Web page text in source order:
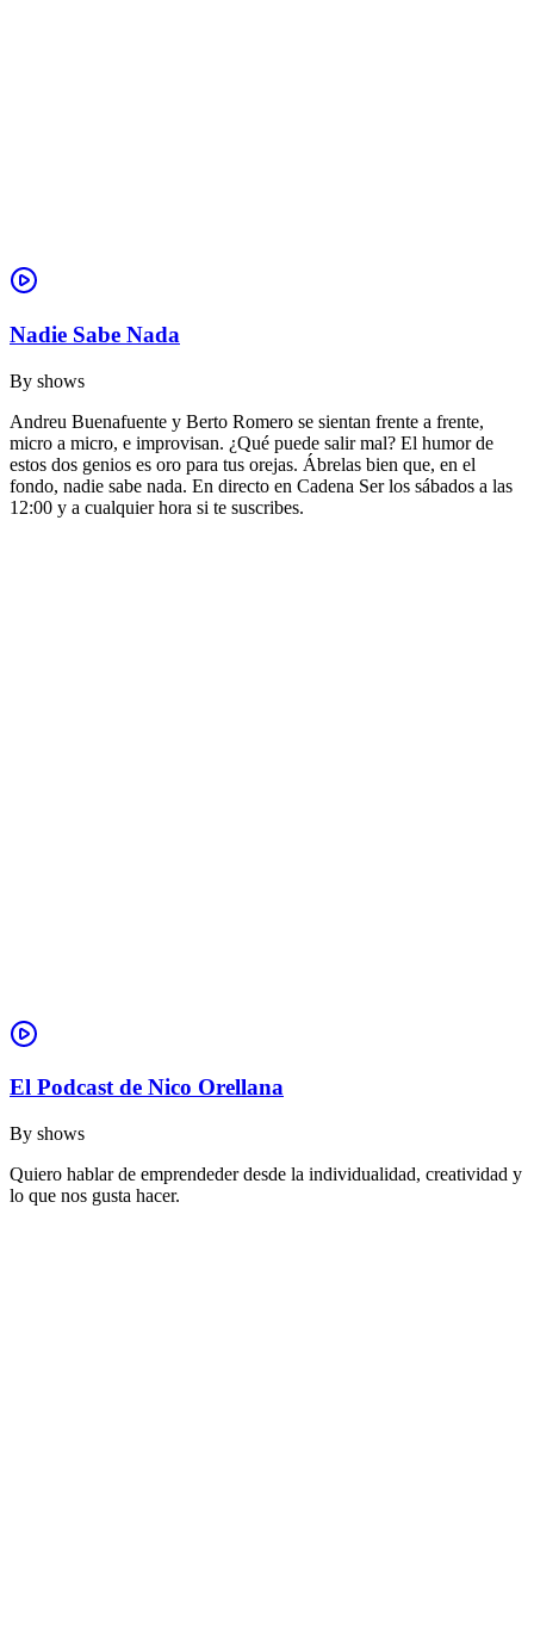
Nadie Sabe Nada
By shows
Andreu Buenafuente y Berto Romero se sientan frente a frente,
micro a micro, e improvisan. ¿Qué puede salir mal? El humor de
estos dos genios es oro para tus orejas. Ábrelas bien que, en el
fondo, nadie sabe nada. En directo en Cadena Ser los sábados a las
12:00 y a cualquier hora si te suscribes.
El Podcast de Nico Orellana
By shows
Quiero hablar de emprendeder desde la individualidad, creatividad y
lo que nos gusta hacer.